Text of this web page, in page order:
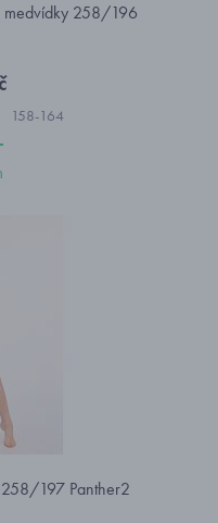
medvídky 258/196
158-164
197 Panther2